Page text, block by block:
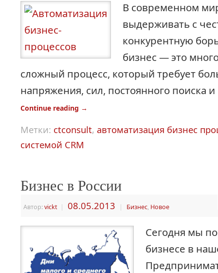
В современном
выдерживать с
конкурентную
бизнес — это
сложный процесс, который требует
напряжения, сил, постоянного поиска и
Continue reading →
Метки: ctconsult, автоматизация бизнес
системой CRM
Бизнес в России
Автор:vickt | 08.05.2013 | Бизнес, Новое
Сегодня мы
бизнесе в